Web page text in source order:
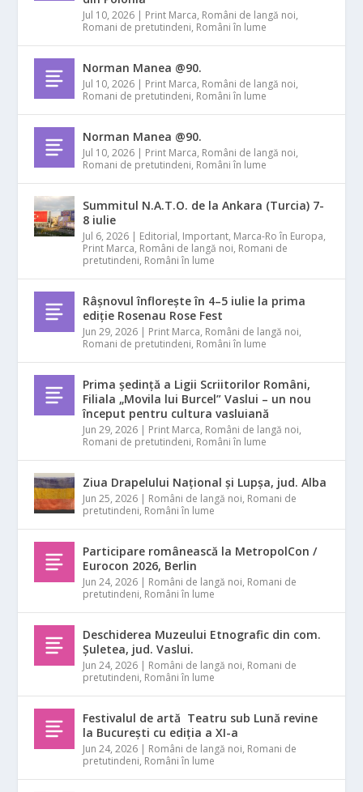
Jul 10, 2026 | Print Marca, Români de langă noi,
Romani de pretutindeni, Români în lume
Norman Manea @90.
Jul 10, 2026 | Print Marca, Români de langă noi,
Romani de pretutindeni, Români în lume
Norman Manea @90.
Jul 10, 2026 | Print Marca, Români de langă noi,
Romani de pretutindeni, Români în lume
Summitul N.A.T.O. de la Ankara (Turcia) 7-
8 iulie
Jul 6, 2026 | Editorial, Important, Marca-Ro în Europa,
Print Marca, Români de langă noi, Romani de
pretutindeni, Români în lume
Râșnovul înflorește în 4–5 iulie la prima
ediție Rosenau Rose Fest
Jun 29, 2026 | Print Marca, Români de langă noi,
Romani de pretutindeni, Români în lume
Prima ședință a Ligii Scriitorilor Români,
Filiala „Movila lui Burcel” Vaslui – un nou
început pentru cultura vasluiană
Jun 29, 2026 | Print Marca, Români de langă noi,
Romani de pretutindeni, Români în lume
Ziua Drapelului Național și Lupșa, jud. Alba
Jun 25, 2026 | Români de langă noi, Romani de
pretutindeni, Români în lume
Participare românească la MetropolCon /
Eurocon 2026, Berlin
Jun 24, 2026 | Români de langă noi, Romani de
pretutindeni, Români în lume
Deschiderea Muzeului Etnografic din com.
Șuletea, jud. Vaslui.
Jun 24, 2026 | Români de langă noi, Romani de
pretutindeni, Români în lume
Festivalul de artă Teatru sub Lună revine
la București cu ediția a XI-a
Jun 24, 2026 | Români de langă noi, Romani de
pretutindeni, Români în lume